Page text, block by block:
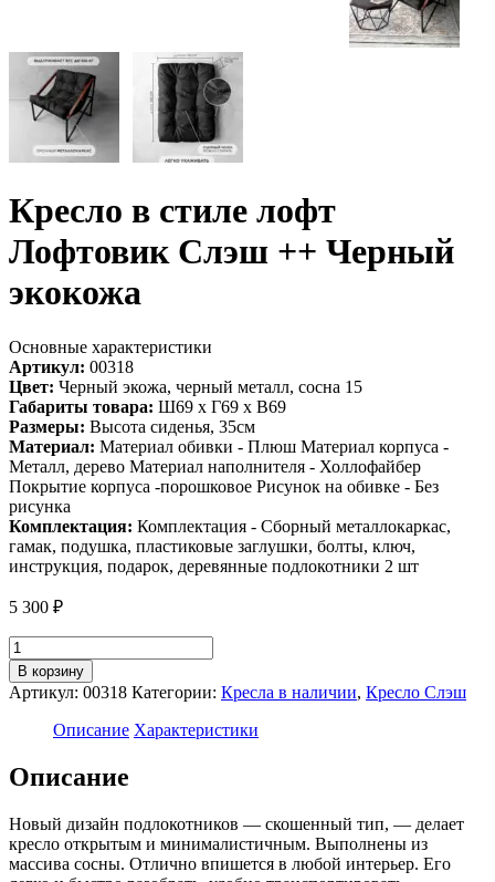
Кресло в стиле лофт
Лофтовик Слэш ++ Черный
экокожа
Основные характеристики
Артикул: 00318
Цвет: Черный экожа, черный металл, сосна 15
Габариты товара: Ш69 х Г69 х В69
Размеры: Высота сиденья, 35см
Материал: Материал обивки - Плюш Материал корпуса -
Металл, дерево Материал наполнителя - Холлофайбер
Покрытие корпуса -порошковое Рисунок на обивке - Без
рисунка
Комплектация: Комплектация - Сборный металлокаркас,
гамак, подушка, пластиковые заглушки, болты, ключ,
инструкция, подарок, деревянные подлокотники 2 шт
5 300 ₽
Количество
товара
Кресло
в
Лофтовик
Слэш
Черный
экокожа
В корзину
Артикул: 00318 Категории: Кресла в наличии, Кресло Слэш
Описание Характеристики
Описание
Новый дизайн подлокотников — скошенный тип, — делает
кресло открытым и минималистичным. Выполнены из
массива сосны. Отлично впишется в любой интерьер. Его